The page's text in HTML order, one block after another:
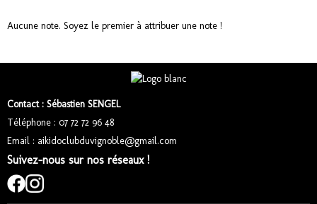
Aucune note. Soyez le premier à attribuer une note !
Contact : Sébastien SENGEL
Téléphone : 07 72 72 96 48
Email : aikidoclubduvignoble@gmail.com
Suivez-nous sur nos réseaux !